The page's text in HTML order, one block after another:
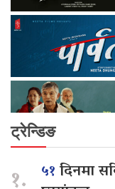
ट्रेन्डिङ
५१दिनमा